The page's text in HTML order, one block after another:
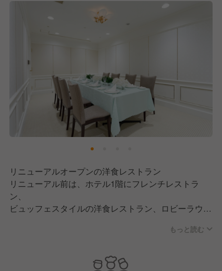
リニューアルオープンの洋食レストラン
リニューアル前は、ホテル1階にフレンチレストラ
ン、
ビュッフェスタイルの洋食レストラン、ロビーラウン
3店舗で営業していたが、リニューアルしオールデイ
もっと読む